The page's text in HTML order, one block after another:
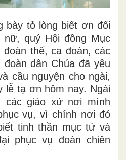
bày tỏ lòng biết ơn đối
quý Hội đồng Mục
thể, ca đoàn, các
dân Chúa đã yêu
cầu nguyện cho ngài,
lễ tạ ơn hôm nay. Ngài
các giáo xứ nơi mình
vụ, vì chính nơi đó
tinh thần mục tử và
phục vụ đoàn chiên